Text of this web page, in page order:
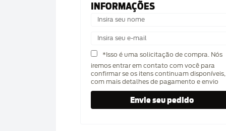
INFORMAÇÕES
*Isso é uma solicitação de compra. Nós
iremos entrar em contato com você para
confirmar se os itens continuam disponíveis,
com mais detalhes de pagamento e envio